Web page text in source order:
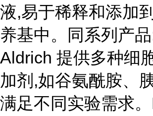
液,易于稀释和添加
养基中。同系列产
Aldrich 提供多种细
加剂,如谷氨酰胺、
满足不同实验需求